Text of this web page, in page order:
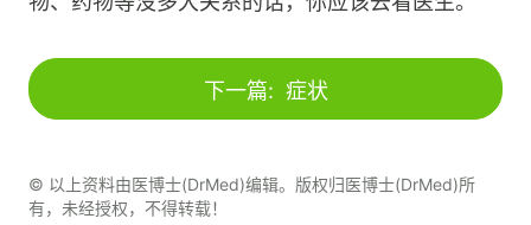
下一篇: 症状
© 以上资料由医博士(DrMed)编辑。版权归医博士(DrMed)所
有，未经授权，不得转载！